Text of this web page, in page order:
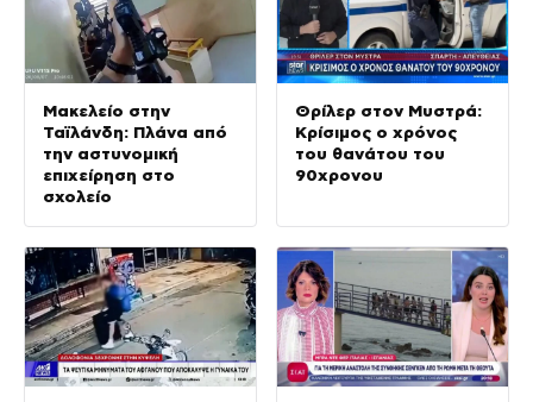
Μακελείο στην
Ταϊλάνδη: Πλάνα από
την αστυνομική
επιχείρηση στο
σχολείο
Θρίλερ στον Μυστρά:
Κρίσιμος ο χρόνος
του θανάτου του
90χρονου